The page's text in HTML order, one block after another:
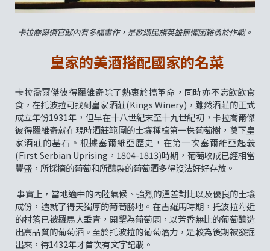
卡拉喬爾傑官邸內有多幅畫作，是歌頌民族英雄無懼困難勇於作戰。
皇家的美酒搭配國家的名菜
卡拉喬爾傑彼得羅維奇除了熱衷於搞革命，同時亦不忘飲飲食
食，在托波拉可找到皇家酒莊(Kings Winery)，雖然酒莊的正式
成立年份1931年，但早在十八世紀末至十九世紀初，卡拉喬爾傑
彼得羅維奇就在現時酒莊範圍的土壤種植第一株葡萄樹，奠下皇
家酒莊的基石。根據塞爾維亞歷史，在第一次塞爾維亞起義
(First Serbian Uprising，1804-1813)時期，葡萄收成已經相當
豐盛，所採摘的葡萄和所釀製的葡萄酒多得沒法好好存放。
事實上，當地適中的內陸氣候、強烈的溫差對比以及優良的土壤
成份，造就了得天獨厚的葡萄勝地。在古羅馬時期，托波拉附近
的村落已被羅馬人垂青，開墾為葡萄園，以芳香無比的葡萄釀造
出高品質的葡萄酒。至於托波拉的葡萄潛力，是較為後期被發掘
出來，待1432年才首次有文字記載。